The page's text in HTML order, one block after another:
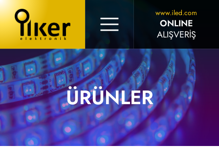
www.iled.com
ONLINE
ALIŞVERİŞ
ÜRÜNLER